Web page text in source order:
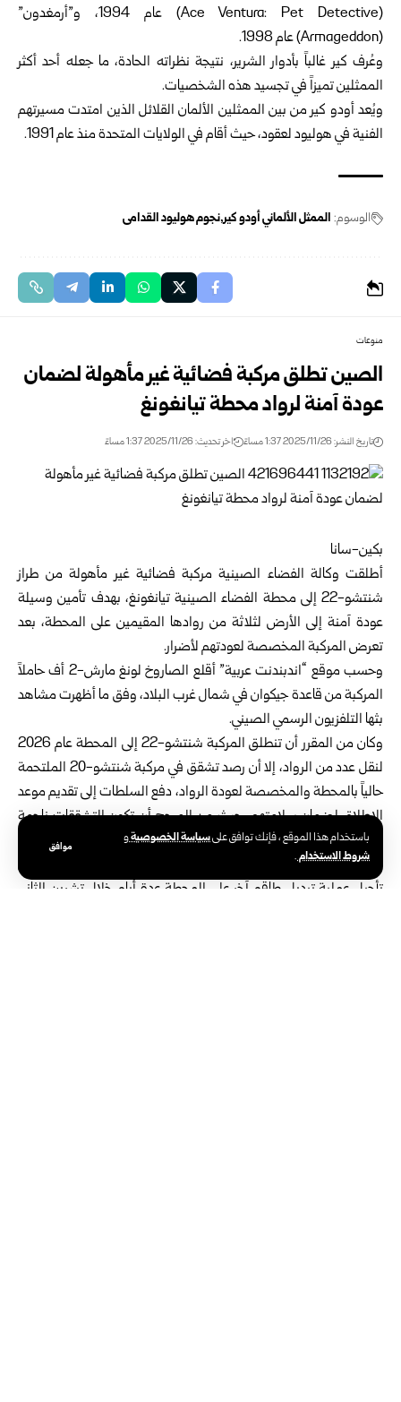
باستخدام هذا الموقع ، فإنك توافق علىسياسة الخصوصيةو
شروط الاستخدام.
موافق
(Ace Ventura: Pet Detective) عام 1994، و”أرمغدون”
(Armageddon) عام 1998.
وعُرف كير غالباً بأدوار الشرير، نتيجة نظراته الحادة، ما جعله أحد أكثر
الممثلين تميزاً في تجسيد هذه الشخصيات.
ويُعد أودو كير من بين الممثلين الألمان القلائل الذين امتدت مسيرتهم
الفنية في هوليود لعقود، حيث أقام في الولايات المتحدة منذ عام 1991.
الوسوم: الممثل الألماني أودو كير نجوم هوليود القدامى
منوعات
الصين تطلق مركبة فضائية غير مأهولة لضمان
عودة آمنة لرواد محطة تيانغونغ
تاريخ النشر: 2025/11/26 1:37 مساءً اخر تحديث: 2025/11/26 1:37 مساءً
بكين-سانا
أطلقت وكالة الفضاء الصينية مركبة فضائية غير مأهولة من طراز
شنتشو-22 إلى محطة الفضاء الصينية تيانغونغ، بهدف تأمين وسيلة
عودة آمنة إلى الأرض لثلاثة من روادها المقيمين على المحطة، بعد
تعرض المركبة المخصصة لعودتهم لأضرار.
وحسب موقع “اندبندنت عربية” أقلع الصاروخ لونغ مارش-2 أف حاملاً
المركبة من قاعدة جيكوان في شمال غرب البلاد، وفق ما أظهرت مشاهد
بثها التلفزيون الرسمي الصيني.
وكان من المقرر أن تنطلق المركبة شنتشو-22 إلى المحطة عام 2026
لنقل عدد من الرواد، إلا أن رصد تشقق في مركبة شنتشو-20 الملتحمة
حالياً بالمحطة والمخصصة لعودة الرواد، دفع السلطات إلى تقديم موعد
الإطلاق لضمان سلامتهم، حيث من المرجح أن تكون التشققات ناجمة
عن جزيئات من الحطام الفضائي.
يشار إلى أنه سبق أن أدت أضرار مشابهة أصابت مركبة شنتشو-21 إلى
تأجيل عملية تبديل طاقم آخر على المحطة عدة أيام خلال تشرين الثاني